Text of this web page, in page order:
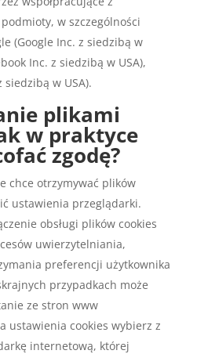
w szczególności
(Google Inc. z siedzibą w
Inc. z siedzibą w USA),
w USA).
plikami
w praktyce
zgodę?
chce otrzymywać plików
ustawienia przeglądarki.
obsługi plików cookies
uwierzytelniania,
preferencji użytkownika
przypadkach może
ze stron www
ustawienia cookies wybierz z
internetową, której